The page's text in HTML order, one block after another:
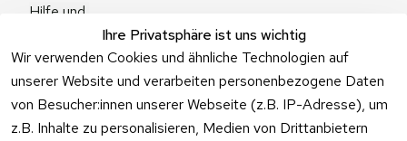
Ihre Privatsphäre ist uns wichtig
Wir verwenden Cookies und ähnliche Technologien auf
unserer Website und verarbeiten personenbezogene Daten
von Besucher:innen unserer Webseite (z.B. IP-Adresse), um
z.B. Inhalte zu personalisieren, Medien von Drittanbietern
Hilfe und
Fragen
Zum
Kontaktformu
lar